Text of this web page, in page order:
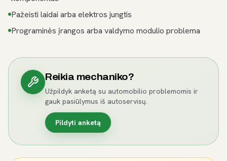
Pažeisti laidai arba elektros jungtis
Programinės įrangos arba valdymo modulio problema
Reikia mechaniko?
Užpildyk anketą su automobilio problemomis ir
gauk pasiūlymus iš autoservisų.
Pildyti anketą